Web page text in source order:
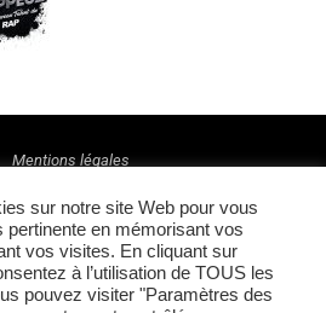
Mentions légales
de confidentialité
et mis à jour parTI(E)GER
sur notre site Web pour vous
pertinente en mémorisant vos
vos visites. En cliquant sur
à l’utilisation de TOUS les
pouvez visiter "Paramètres des